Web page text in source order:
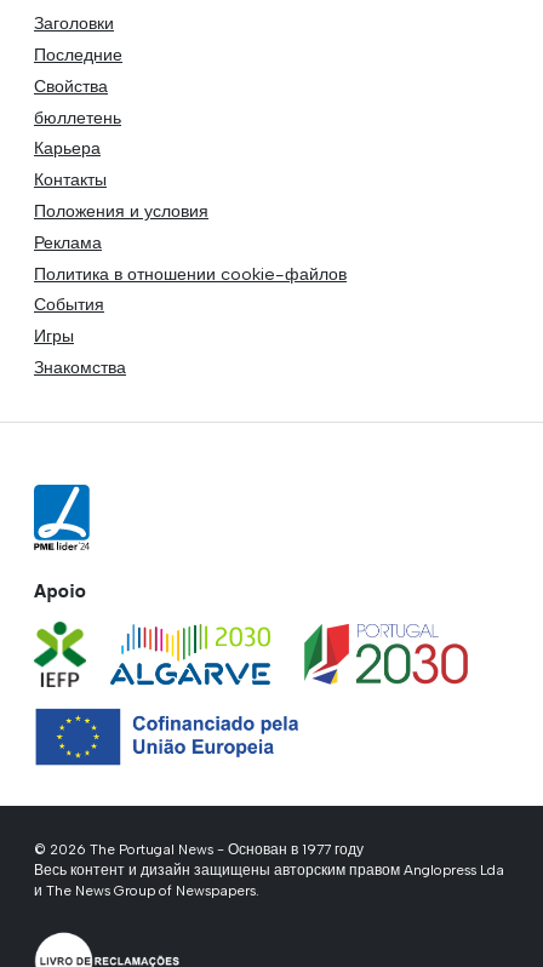
Заголовки
Последние
Свойства
бюллетень
Карьера
Контакты
Положения и условия
Реклама
Политика в отношении cookie-файлов
События
Игры
Знакомства
Apoio
© 2026 The Portugal News - Основан в 1977 году
Весь контент и дизайн защищены авторским правом Anglopress Lda
и The News Group of Newspapers.